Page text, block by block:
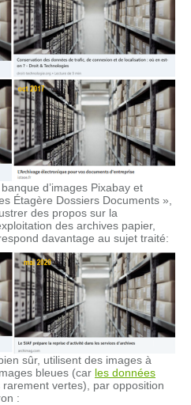
d’images Pixabay et
Étagère Dossiers Documents »,
des propos sur la
des archives papier,
davantage au sujet traité:
sûr, utilisent des images à
bleues (car les données
rarement vertes), par opposition
: